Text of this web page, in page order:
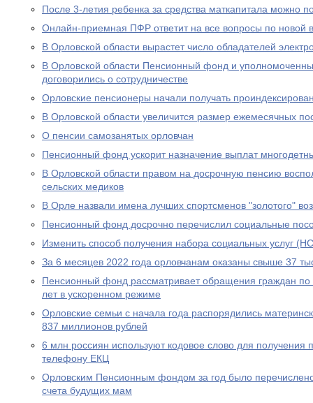
После 3-летия ребенка за средства маткапитала можно
Онлайн-приемная ПФР ответит на все вопросы по новой
В Орловской области вырастет число обладателей
В Орловской области Пенсионный фонд и
договорились о сотрудничестве
Орловские пенсионеры начали получать
В Орловской области увеличится размер ежемесячных
О пенсии самозанятых орловчан
Пенсионный фонд ускорит назначение выплат
В Орловской области правом на досрочную пенсию
сельских медиков
В Орле назвали имена лучших спортсменов "золотого"
Пенсионный фонд досрочно перечислил социальные
Изменить способ получения набора социальных услуг
За 6 месяцев 2022 года орловчанам оказаны свыше 37
Пенсионный фонд рассматривает обращения граждан по
лет в ускоренном режиме
Орловские семьи с начала года распорядились
837 миллионов рублей
6 млн россиян используют кодовое слово для получения
телефону ЕКЦ
Орловским Пенсионным фондом за год было
счета будущих мам